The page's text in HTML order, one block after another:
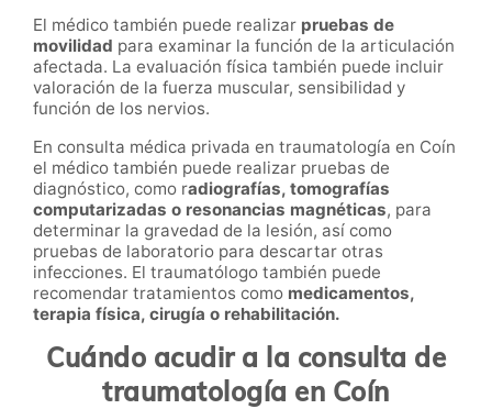
El médico también puede realizar pruebas de
movilidad para examinar la función de la articulación
afectada. La evaluación física también puede incluir
valoración de la fuerza muscular, sensibilidad y
función de los nervios.
En consulta médica privada en traumatología en Coín
el médico también puede realizar pruebas de
diagnóstico, como radiografías, tomografías
computarizadas o resonancias magnéticas, para
determinar la gravedad de la lesión, así como
pruebas de laboratorio para descartar otras
infecciones. El traumatólogo también puede
recomendar tratamientos como medicamentos,
terapia física, cirugía o rehabilitación.
Cuándo acudir a la consulta de
traumatología en Coín